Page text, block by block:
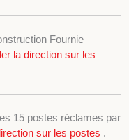
Fournie
la direction sur les
15 postes réclames par
sur les postes .